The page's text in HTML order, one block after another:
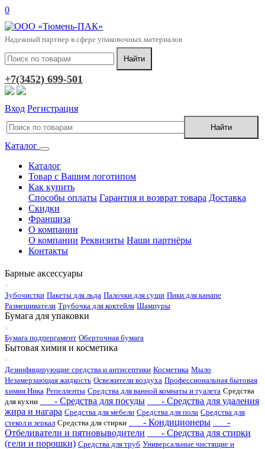
0
Надежный партнер в сфере упаковочных материалов
+7(3452) 699-501
Вход Регистрация
Каталог
Каталог
Товар с Вашим логотипом
Как купить
Способы оплаты Гарантия и возврат товара Доставка
Скидки
Франшиза
О компании
О компании Реквизиты Наши партнёры
Контакты
Барные аксессуары
Зубочистки Пакеты для льда Палочки для суши Пики для канапе
Размешиватели Трубочка для коктейля Шампуры
Бумага для упаковки
Бумага подпергамент Оберточная бумага
Бытовая химия и косметика
Дезинфицирующие средства и антисептики Косметика Мыло
Незамерзающая жидкость Освежители воздуха Профессиональная бытовая
химия Ника Репелленты Средства для ванной комнаты и туалета Средства
для кухни
- Средства для посуды
- Средства для удаления
жира и нагара Средства для мебели Средства для пола Средства для
стекол и зеркал Средства для стирки - Кондиционеры
-
Отбеливатели и пятновыводители
- Средства для стирки
(гели и порошки) Средства для труб Универсальные чистящие и